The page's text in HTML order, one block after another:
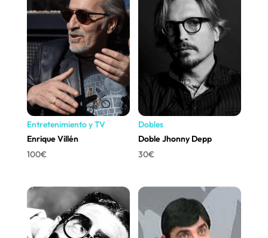
Entretenimiento y TV
Enrique Villén
100€
Dobles
Doble Jhonny Depp
30€